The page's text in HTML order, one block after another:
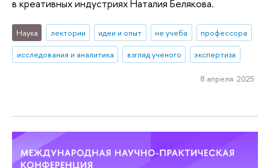
в креативных индустриях Наталия Белякова.
Наука лектории идеи и опыт не учеба
профессора
исследования и аналитика
взгляд ученого экспертиза
8 апреля 2025